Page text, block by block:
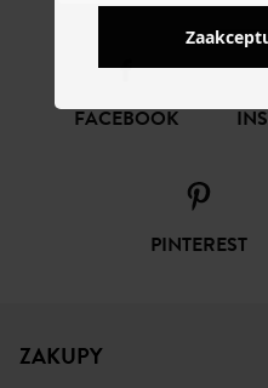
FACEBOOK
PINTEREST
ZAKUPY